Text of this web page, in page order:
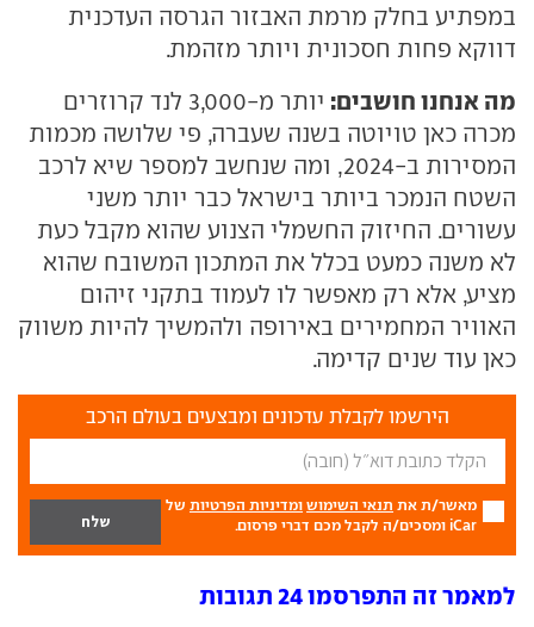
במפתיע בחלק מרמת האבזור הגרסה העדכנית
דווקא פחות חסכונית ויותר מזהמת.
מה אנחנו חושבים:
יותר מ-3,000 לנד קרוזרים
מכרה כאן טויוטה בשנה שעברה, פי שלושה מכמות
המסירות ב-2024, ומה שנחשב למספר שיא לרכב
השטח הנמכר ביותר בישראל כבר יותר משני
עשורים. החיזוק החשמלי הצנוע שהוא מקבל כעת
לא משנה כמעט בכלל את המתכון המשובח שהוא
מציע, אלא רק מאפשר לו לעמוד בתקני זיהום
האוויר המחמירים באירופה ולהמשיך להיות משווק
כאן עוד שנים קדימה.
הירשמו לקבלת עדכונים ומבצעים בעולם הרכב
מאשר/ת את תנאי השימוש ומדיניות הפרטיות של
iCar ומסכים/ה לקבל מכם דברי פרסום.
למאמר זה התפרסמו 24 תגובות